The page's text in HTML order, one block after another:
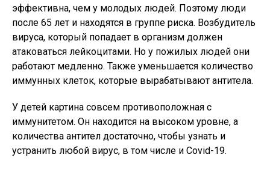
эффективна, чем у молодых людей. Поэтому люди
после 65 лет и находятся в группе риска. Возбудитель
вируса, который попадает в организм должен
атаковаться лейкоцитами. Но у пожилых людей они
работают медленно. Также уменьшается количество
иммунных клеток, которые вырабатывают антитела.
У детей картина совсем противоположная с
иммунитетом. Он находится на высоком уровне, а
количества антител достаточно, чтобы узнать и
устранить любой вирус, в том числе и Covid-19.